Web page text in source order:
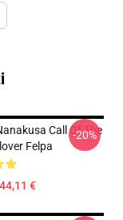
Call Of The
Felpa
€
-20%